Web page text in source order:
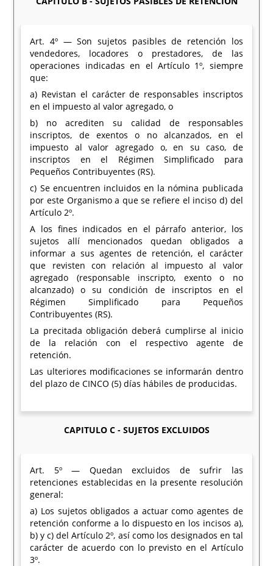
Art. 4º — Son sujetos pasibles de retención los
vendedores, locadores o prestadores, de las
operaciones indicadas en el Artículo 1º, siempre
que:
a) Revistan el carácter de responsables inscriptos
en el impuesto al valor agregado, o
b) no acrediten su calidad de responsables
inscriptos, de exentos o no alcanzados, en el
impuesto al valor agregado o, en su caso, de
inscriptos en el Régimen Simplificado para
Pequeños Contribuyentes (RS).
c) Se encuentren incluidos en la nómina publicada
por este Organismo a que se refiere el inciso d) del
Artículo 2º.
A los fines indicados en el párrafo anterior, los
sujetos allí mencionados quedan obligados a
informar a sus agentes de retención, el carácter
que revisten con relación al impuesto al valor
agregado (responsable inscripto, exento o no
alcanzado) o su condición de inscriptos en el
Régimen Simplificado para Pequeños
Contribuyentes (RS).
La precitada obligación deberá cumplirse al inicio
de la relación con el respectivo agente de
retención.
Las ulteriores modificaciones se informarán dentro
del plazo de CINCO (5) días hábiles de producidas.
CAPITULO C - SUJETOS EXCLUIDOS
Art. 5º — Quedan excluidos de sufrir las
retenciones establecidas en la presente resolución
general:
a) Los sujetos obligados a actuar como agentes de
retención conforme a lo dispuesto en los incisos a),
b) y c) del Artículo 2º, así como los designados en tal
carácter de acuerdo con lo previsto en el Artículo
3º.